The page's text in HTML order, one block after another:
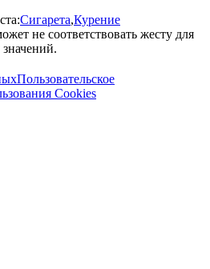
Сигарета,Курение
не соответствовать жесту для
Пользовательское
Cookies